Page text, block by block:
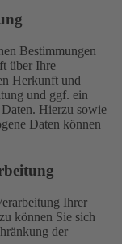
Bestimmungen
über Ihre
Herkunft und
und ggf. ein
Hierzu sowie
Daten können
Ihrer
können Sie sich
der